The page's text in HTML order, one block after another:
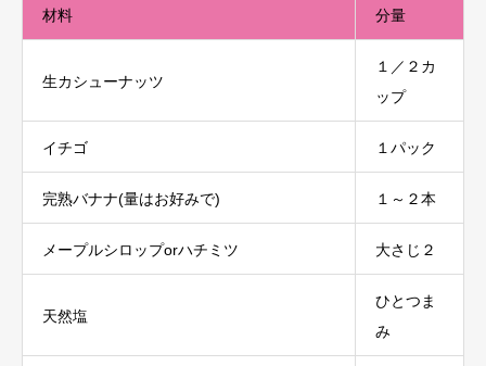
材料 分量
生カシューナッツ
１／２カ
ップ
イチゴ １パック
完熟バナナ(量はお好みで) １～２本
メープルシロップorハチミツ 大さじ２
天然塩
ひとつま
み